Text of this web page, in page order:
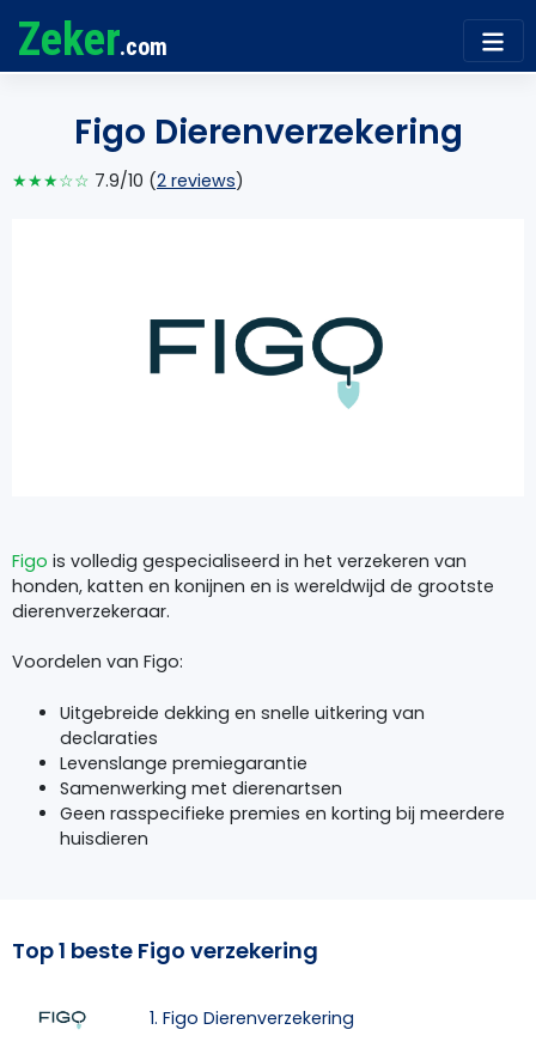
Zeker.com
Figo Dierenverzekering
★★★☆☆ 7.9/10 (2 reviews)
Figo is volledig gespecialiseerd in het verzekeren van
honden, katten en konijnen en is wereldwijd de grootste
dierenverzekeraar.
Voordelen van Figo:
Uitgebreide dekking en snelle uitkering van
declaraties
Levenslange premiegarantie
Samenwerking met dierenartsen
Geen rasspecifieke premies en korting bij meerdere
huisdieren
Top 1 beste Figo verzekering
1. Figo Dierenverzekering